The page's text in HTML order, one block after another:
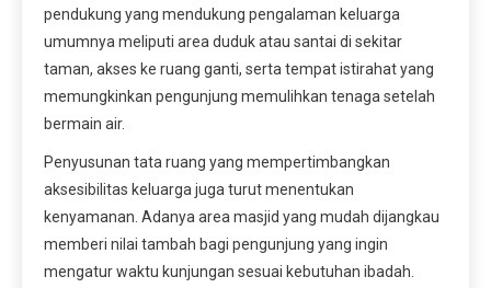
pendukung yang mendukung pengalaman keluarga
umumnya meliputi area duduk atau santai di sekitar
taman, akses ke ruang ganti, serta tempat istirahat yang
memungkinkan pengunjung memulihkan tenaga setelah
bermain air.
Penyusunan tata ruang yang mempertimbangkan
aksesibilitas keluarga juga turut menentukan
kenyamanan. Adanya area masjid yang mudah dijangkau
memberi nilai tambah bagi pengunjung yang ingin
mengatur waktu kunjungan sesuai kebutuhan ibadah.